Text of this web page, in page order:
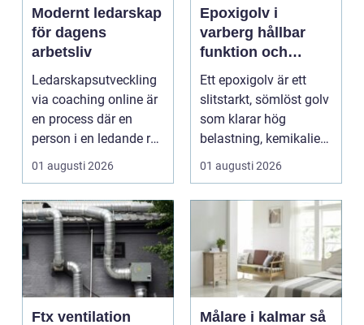
Modernt ledarskap
för dagens
arbetsliv
Ledarskapsutveckling
via coaching online är
en process där en
person i en ledande roll
f&a...
01 augusti 2026
Epoxigolv i
varberg hållbar
funktion och
snygg design i
samma lösning
Ett epoxigolv är ett
slitstarkt, sömlöst golv
som klarar hög
belastning, kemikalier
och väta utan at...
01 augusti 2026
Ftx ventilation
Målare i kalmar så